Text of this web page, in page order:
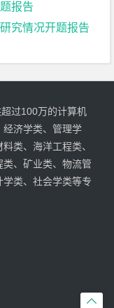
报告
究情况开题报告

过100万的计算机
经济学类、管理学
类、海洋工程类、
、矿业类、物流管
类、社会学类等专